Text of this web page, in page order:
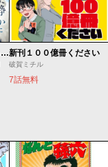
ただ静かに消え去るつもりでした新刊１００億冊ください
破賀ミチル
7話無料